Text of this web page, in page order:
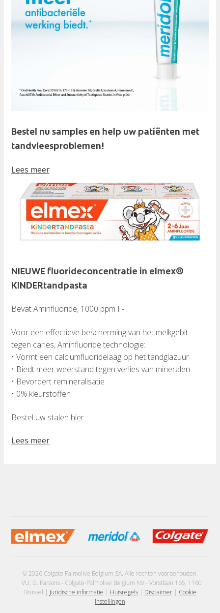
Bestel nu samples en help uw patiënten met
tandvleesproblemen!
Lees meer
NIEUWE fluorideconcentratie in elmex®
KINDERtandpasta
Bevat Aminfluoride, 1000 ppm F-
Voor een effectieve bescherming van het melkgebit
tegen cariës, Aminfluoride technologie:
• Vormt een calciumfluoridelaag op het tandglazuur
• Biedt meer weerstand tegen verlies van mineralen
• Bevordert remineralisatie
• 0% kleurstoffen
Bestel uw stalen hier
Lees meer
© 2026 Colgate Palmolive Belgium SA. Alle rechten voorbehouden.
VU: G. Parsons - Colgate-Palmolive Belgium NV - Vorstlaan 165, 1160
Brussel | Juridische informatie | Huisregels| Disclaimer| Cookie
instellingen